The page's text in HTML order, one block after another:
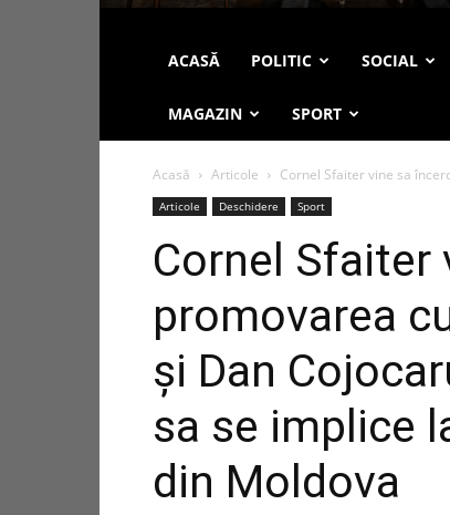
ACASĂ POLITIC SOCIAL
MAGAZIN SPORT
Acasă Articole Cornel Sfaiter vine sa
Articole Deschidere Sport
Cornel Sfaiter
promovarea
și Dan
sa se implice
din Moldova